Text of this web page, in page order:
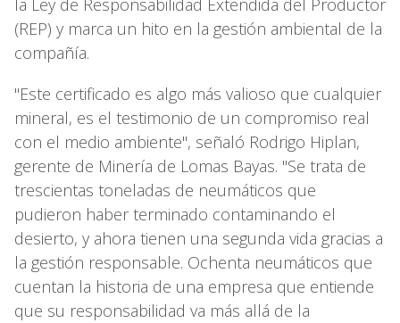
la Ley de Responsabilidad Extendida del Productor
(REP) y marca un hito en la gestión ambiental de la
compañía.
"Este certificado es algo más valioso que cualquier
mineral, es el testimonio de un compromiso real
con el medio ambiente", señaló Rodrigo Hiplan,
gerente de Minería de Lomas Bayas. "Se trata de
trescientas toneladas de neumáticos que
pudieron haber terminado contaminando el
desierto, y ahora tienen una segunda vida gracias a
la gestión responsable. Ochenta neumáticos que
cuentan la historia de una empresa que entiende
que su responsabilidad va más allá de la